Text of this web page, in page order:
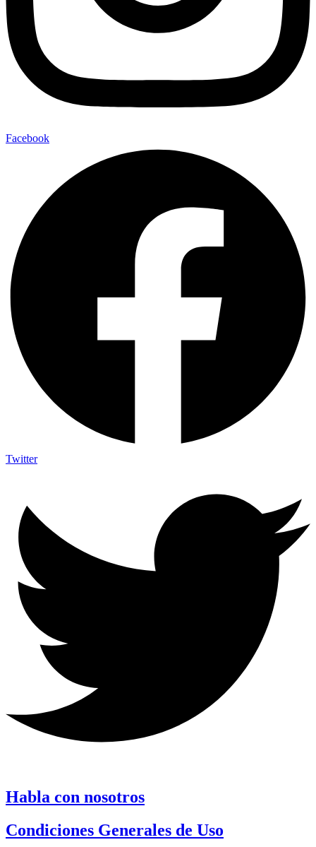
Facebook
Twitter
Habla con nosotros
Condiciones Generales de Uso